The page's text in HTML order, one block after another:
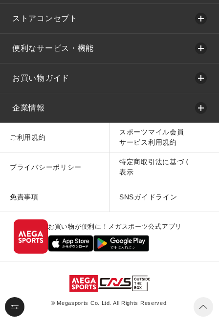
ストアコンセプト
便利なサービス・機能
お買い物ガイド
企業情報
ご利用規約
スポーツマイル会員
サービス利用規約
プライバシーポリシー
特定商取引法に基づく
表示
免責事項 SNSガイドライン
お買い物が便利に！メガスポーツ公式アプリ
© Megasports Co. Ltd. All Rights Reserved.